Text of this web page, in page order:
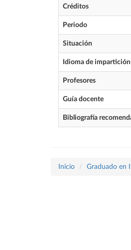
Créditos
Periodo
Situación
Idioma de impartición
Profesores
Guía docente
Bibliografía
Inicio Graduado en